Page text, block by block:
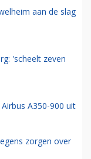
aan de slag
'scheelt zeven
A350-900 uit
zorgen over